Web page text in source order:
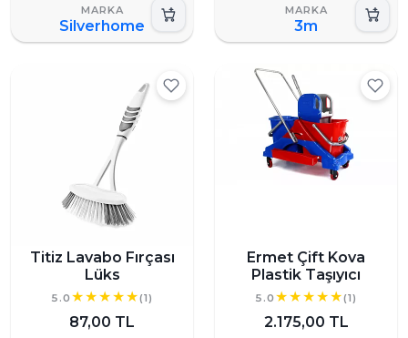
Silverhome 3m
Titiz Lavabo Fırçası
Lüks
5.0 (1)
87,00 TL
Ermet Çift Kova
Plastik Taşıyıcı
5.0 (1)
2.175,00 TL